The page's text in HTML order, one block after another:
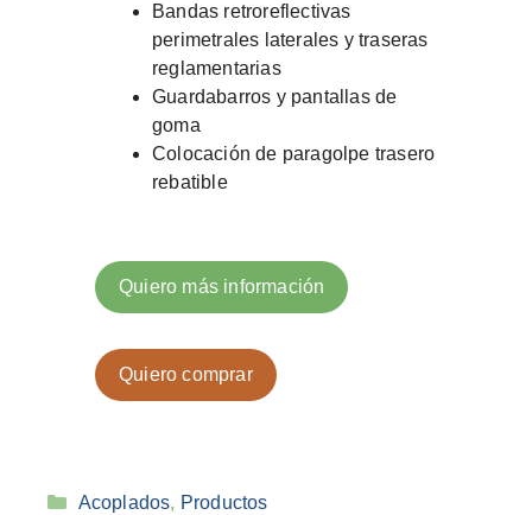
Bandas retroreflectivas
perimetrales laterales y traseras
reglamentarias
Guardabarros y pantallas de
goma
Colocación de paragolpe trasero
rebatible
Quiero más información
Quiero comprar
Categorías
Acoplados, Productos